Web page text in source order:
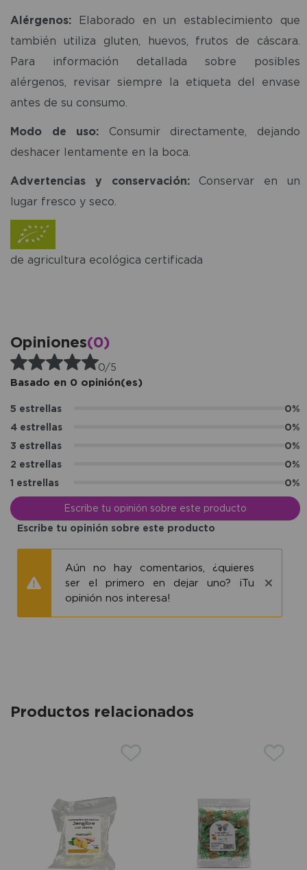
Alérgenos: Elaborado en un establecimiento que
también utiliza gluten, huevos, frutos de cáscara.
Para información detallada sobre posibles
alérgenos, revisar siempre la etiqueta del envase
antes de su consumo.
Modo de uso: Consumir directamente, dejando
deshacer lentamente en la boca.
Advertencias y conservación:Conservar en un
lugar fresco y seco.
de agricultura ecológica certificada
Opiniones(0)
0/5
Basado en 0 opinión(es)
5 estrellas
0%
4 estrellas
0%
3 estrellas
0%
2 estrellas
0%
1 estrellas
0%
Escribe tu opinión sobre este producto
Escribe tu opinión sobre este producto
Aún no hay comentarios, ¿quieres
ser el primero en dejar uno? ¡Tu
opinión nos interesa!
Productos relacionados